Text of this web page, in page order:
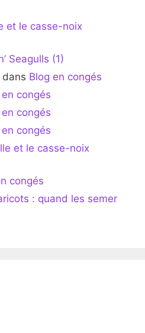
et le casse-noix
Seagulls (1)
dans Blog en congés
en congés
en congés
en congés
et le casse-noix
congés
: quand les semer